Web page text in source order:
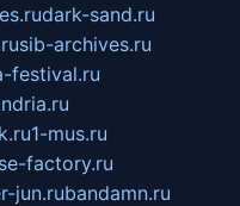
dark-sand.ru
sib-archives.ru
festival.ru
1-mus.ru
factory.ru
jun.rubandamn.ru